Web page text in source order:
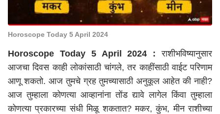
Horoscope Today 5 April 2024
Horoscope Today 5 April 2024 : राशीभविष्यानुसार
आजचा दिवस काही लोकांसाठी चांगले, तर काहींसाठी वाईट परिणाम
आणू शकतो. आज तुमचे ग्रह तुमच्यासाठी अनुकूल आहेत की नाही?
आज तुम्हाला कोणत्या आव्हानांना तोंड द्यावे लागेल किंवा तुम्हाला
कोणत्या प्रकारच्या संधी मिळू शकतात? मकर, कुंभ, मीन राशीच्या